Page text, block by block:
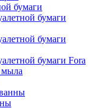
бумаги
бумаги
бумаги
бумаги Fora
мыла